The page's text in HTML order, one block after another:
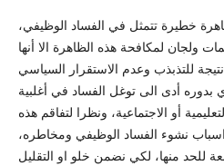
خطيرة تتمثل في الفساد الوظيفي،
ولجان لمكافحة هذه الظاهرة الا أنها
للتذبذب وعدم الاستقرار السياسي
بدوره أدى الى توغل الفساد في أغلبية
أو الاجتماعية، ونظرا لتفاقم هذه
نشوء الفساد الوظيفي ومخاطره،
للحد منها، لكي نضمن خلو او التقليل